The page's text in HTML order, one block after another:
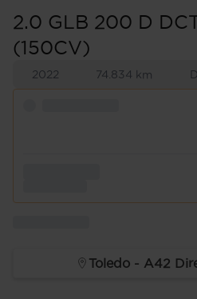
2.0 GLB 200 D
(150CV)
2022 74.834 km
Toledo - A42